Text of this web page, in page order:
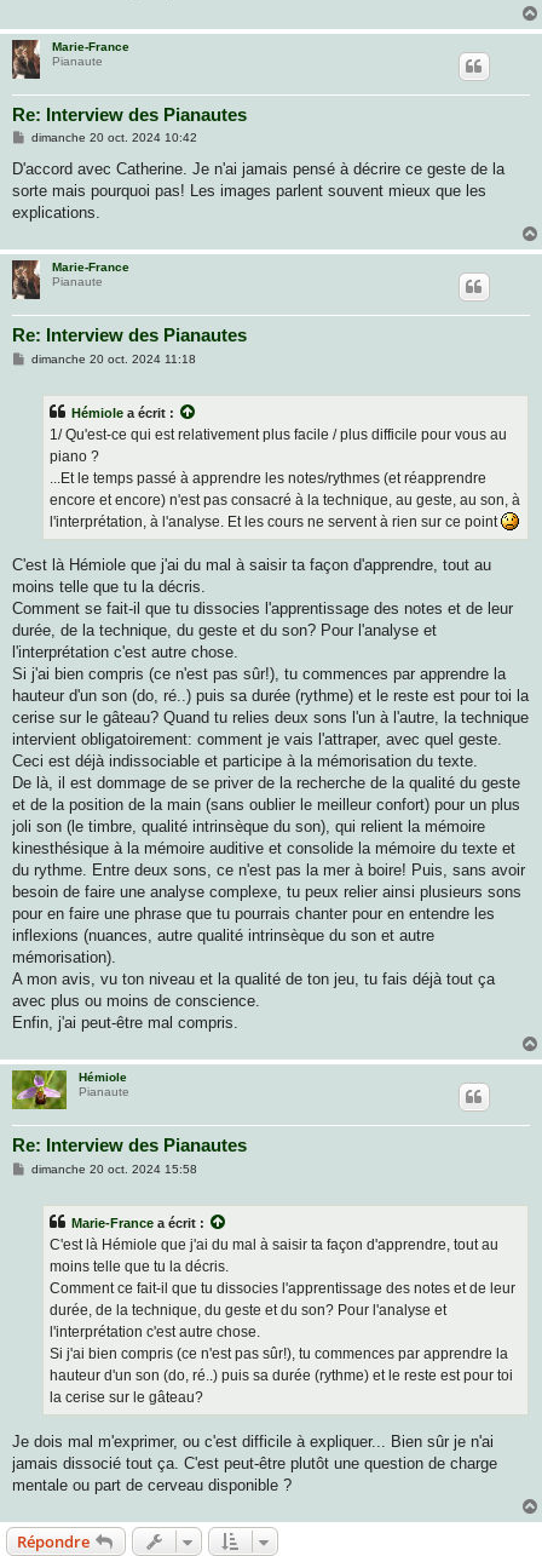
Marie-France
Pianaute
Re: Interview des Pianautes
M
s
a
g
e
dimanche 20 oct. 2024 10:42
D'accord avec Catherine. Je n'ai jamais pensé à décrire ce geste de la
sorte mais pourquoi pas! Les images parlent souvent mieux que les
explications.
Marie-France
Pianaute
Re: Interview des Pianautes
Mdimanche 20 oct. 2024 11:18
Hémiole a écrit :
1/ Qu'est-ce qui est relativement plus facile / plus difficile pour vous au
piano ?
...Et le temps passé à apprendre les notes/rythmes (et réapprendre
encore et encore) n'est pas consacré à la technique, au geste, au son, à
l'interprétation, à l'analyse. Et les cours ne servent à rien sur ce point
C'est là Hémiole que j'ai du mal à saisir ta façon d'apprendre, tout au
moins telle que tu la décris.
Comment se fait-il que tu dissocies l'apprentissage des notes et de leur
durée, de la technique, du geste et du son? Pour l'analyse et
l'interprétation c'est autre chose.
Si j'ai bien compris (ce n'est pas sûr!), tu commences par apprendre la
hauteur d'un son (do, ré..) puis sa durée (rythme) et le reste est pour toi la
cerise sur le gâteau? Quand tu relies deux sons l'un à l'autre, la technique
intervient obligatoirement: comment je vais l'attraper, avec quel geste.
Ceci est déjà indissociable et participe à la mémorisation du texte.
De là, il est dommage de se priver de la recherche de la qualité du geste
et de la position de la main (sans oublier le meilleur confort) pour un plus
joli son (le timbre, qualité intrinsèque du son), qui relient la mémoire
kinesthésique à la mémoire auditive et consolide la mémoire du texte et
du rythme. Entre deux sons, ce n'est pas la mer à boire! Puis, sans avoir
besoin de faire une analyse complexe, tu peux relier ainsi plusieurs sons
pour en faire une phrase que tu pourrais chanter pour en entendre les
inflexions (nuances, autre qualité intrinsèque du son et autre
mémorisation).
A mon avis, vu ton niveau et la qualité de ton jeu, tu fais déjà tout ça
avec plus ou moins de conscience.
Enfin, j'ai peut-être mal compris.
Hémiole
Pianaute
Re: Interview des Pianautes
Mdimanche 20 oct. 2024 15:58
Marie-France a écrit :
C'est là Hémiole que j'ai du mal à saisir ta façon d'apprendre, tout au
moins telle que tu la décris.
Comment ce fait-il que tu dissocies l'apprentissage des notes et de leur
durée, de la technique, du geste et du son? Pour l'analyse et
l'interprétation c'est autre chose.
Si j'ai bien compris (ce n'est pas sûr!), tu commences par apprendre la
hauteur d'un son (do, ré..) puis sa durée (rythme) et le reste est pour toi
la cerise sur le gâteau?
Je dois mal m'exprimer, ou c'est difficile à expliquer... Bien sûr je n'ai
jamais dissocié tout ça. C'est peut-être plutôt une question de charge
mentale ou part de cerveau disponible ?
Répondre